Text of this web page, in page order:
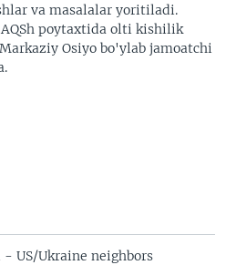
va masalalar yoritiladi.
poytaxtida olti kishilik
Osiyo bo'ylab jamoatchi
US/Ukraine neighbors